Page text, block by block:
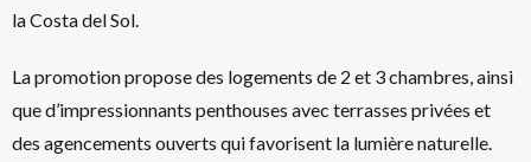
la Costa del Sol.
La promotion propose des logements de 2 et 3 chambres, ainsi
que d’impressionnants penthouses avec terrasses privées et
des agencements ouverts qui favorisent la lumière naturelle.